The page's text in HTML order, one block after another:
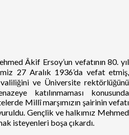
Âkif Ersoy’un vefatının 80. yıl
27 Aralık 1936’da vefat etmiş,
ve Üniversite rektörlüğünü
katılınmaması konusunda
Millî marşımızın şairinin vefatı
Gençlik ve halkımız Mehmed
isteyenleri boşa çıkardı.